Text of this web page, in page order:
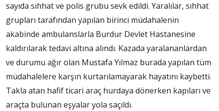
sayıda sıhhat ve polis grubu sevk edildi. Yaralılar, sıhhat
grupları tarafından yapılan birinci müdahalenin
akabinde ambulanslarla Burdur Devlet Hastanesine
kaldırılarak tedavi altına alındı. Kazada yaralananlardan
ve durumu ağır olan Mustafa Yılmaz burada yapılan tüm
müdahalelere karşın kurtarılamayarak hayatını kaybetti.
Takla atan hafif ticari araç hurdaya dönerken kapıları ve
araçta bulunan eşyalar yola saçıldı.